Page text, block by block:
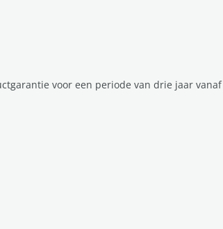
voor een periode van drie jaar